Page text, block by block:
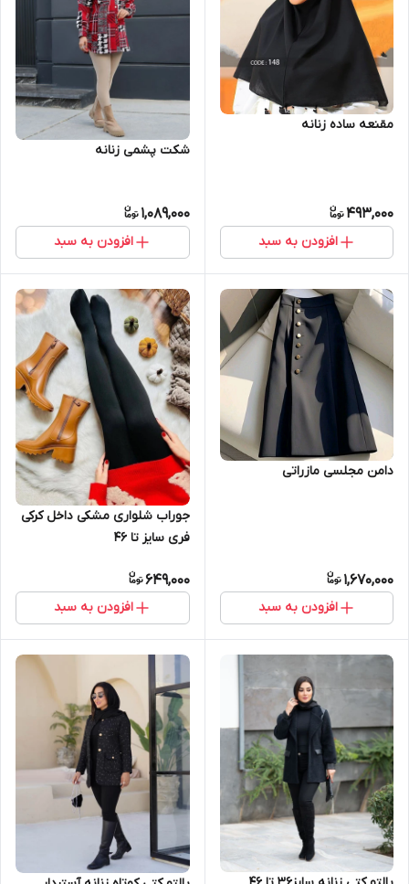
مقنعه ساده زنانه
493,000
افزودن به سبد
شکت پشمی زنانه
1,089,000
افزودن به سبد
دامن مجلسی مازراتی
1,670,000
افزودن به سبد
جوراب شلواری مشکی داخل کرکی
فری سایز تا ۴۶
649,000
افزودن به سبد